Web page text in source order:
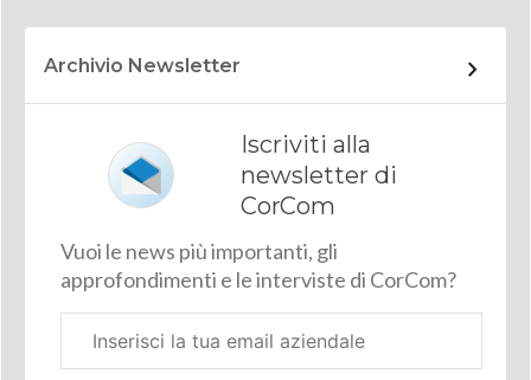
Archivio Newsletter
Iscriviti alla
newsletter di
CorCom
Vuoi le news più importanti, gli
approfondimenti e le interviste di CorCom?
aziendale